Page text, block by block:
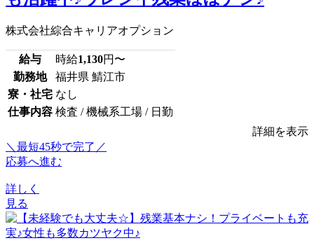
株式会社綜合キャリアオプション
給与 時給1,130円〜
勤務地
福井県 鯖江市
寮・社宅 なし
仕事内容 検査 / 機械系工場 / 日勤
詳細を表示
＼最短45秒で完了／
応募へ進む
詳しく
見る